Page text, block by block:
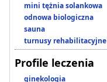
mini tężnia solankowa
odnowa biologiczna
sauna
turnusy rehabilitacyjne
Profile leczenia
ginekologia